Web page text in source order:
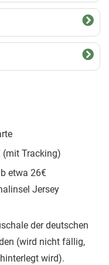
(mit Tracking)
etwa 26€
Jersey
der deutschen
(wird nicht fällig,
wird).